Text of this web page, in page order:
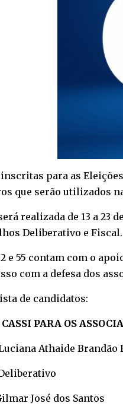
para as
que serão utilizados
realizada de 13 a 23
Deliberativo e Fiscal.
e 55 contam com o
com a defesa dos
de candidatos:
PARA OS
Athaide Brandão
José dos Santos